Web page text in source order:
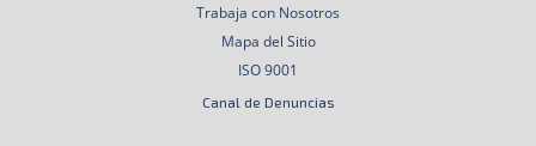
Trabaja con Nosotros
Mapa del Sitio
ISO 9001
Canal de Denuncias